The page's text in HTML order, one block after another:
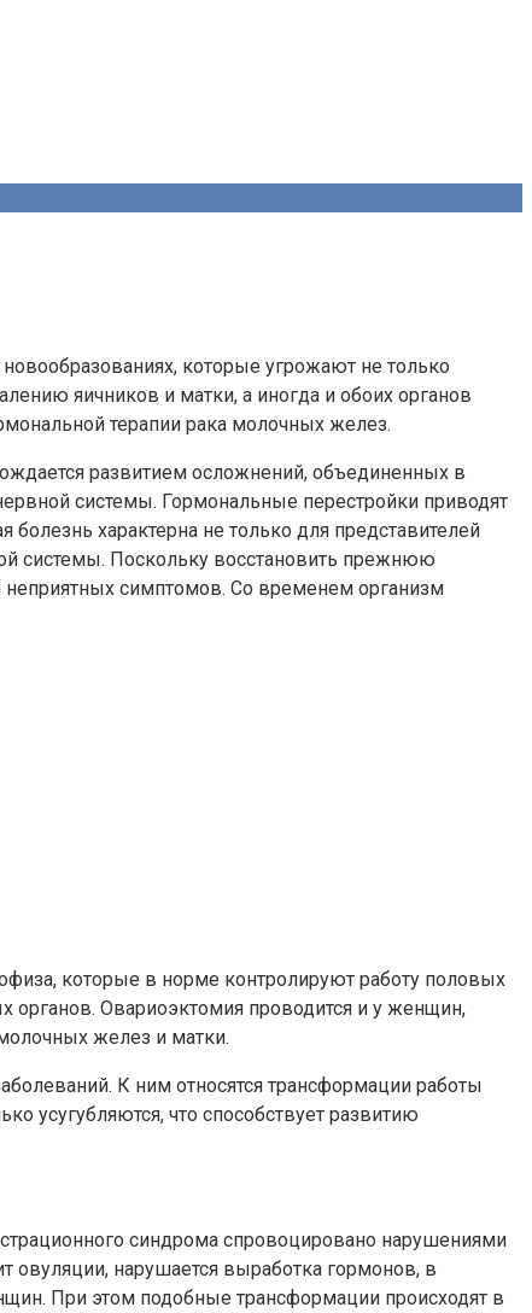
которые угрожают не только
яичников и матки, а иногда и обоих органов
терапии рака молочных желез.
развитием осложнений, объединенных в
системы. Гормональные перестройки приводят
характерна не только для представителей
системы. Поскольку восстановить прежнюю
неприятных симптомов. Со временем организм
которые в норме контролируют работу половых
Овариоэктомия проводится и у женщин,
желез и матки.
К ним относятся трансформации работы
усугубляются, что способствует развитию
синдрома спровоцировано нарушениями
овуляции, нарушается выработка гормонов, в
При этом подобные трансформации происходят в